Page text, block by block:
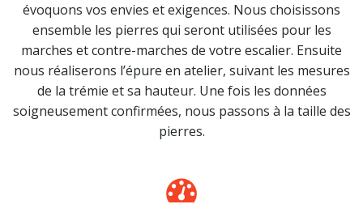
évoquons vos envies et exigences. Nous choisissons
ensemble les pierres qui seront utilisées pour les
marches et contre-marches de votre escalier. Ensuite
nous réaliserons l’épure en atelier, suivant les mesures
de la trémie et sa hauteur. Une fois les données
soigneusement confirmées, nous passons à la taille des
pierres.